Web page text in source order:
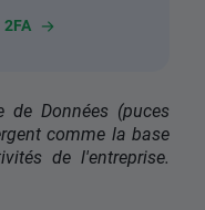
de Données (puces
comme la base
de l'entreprise.